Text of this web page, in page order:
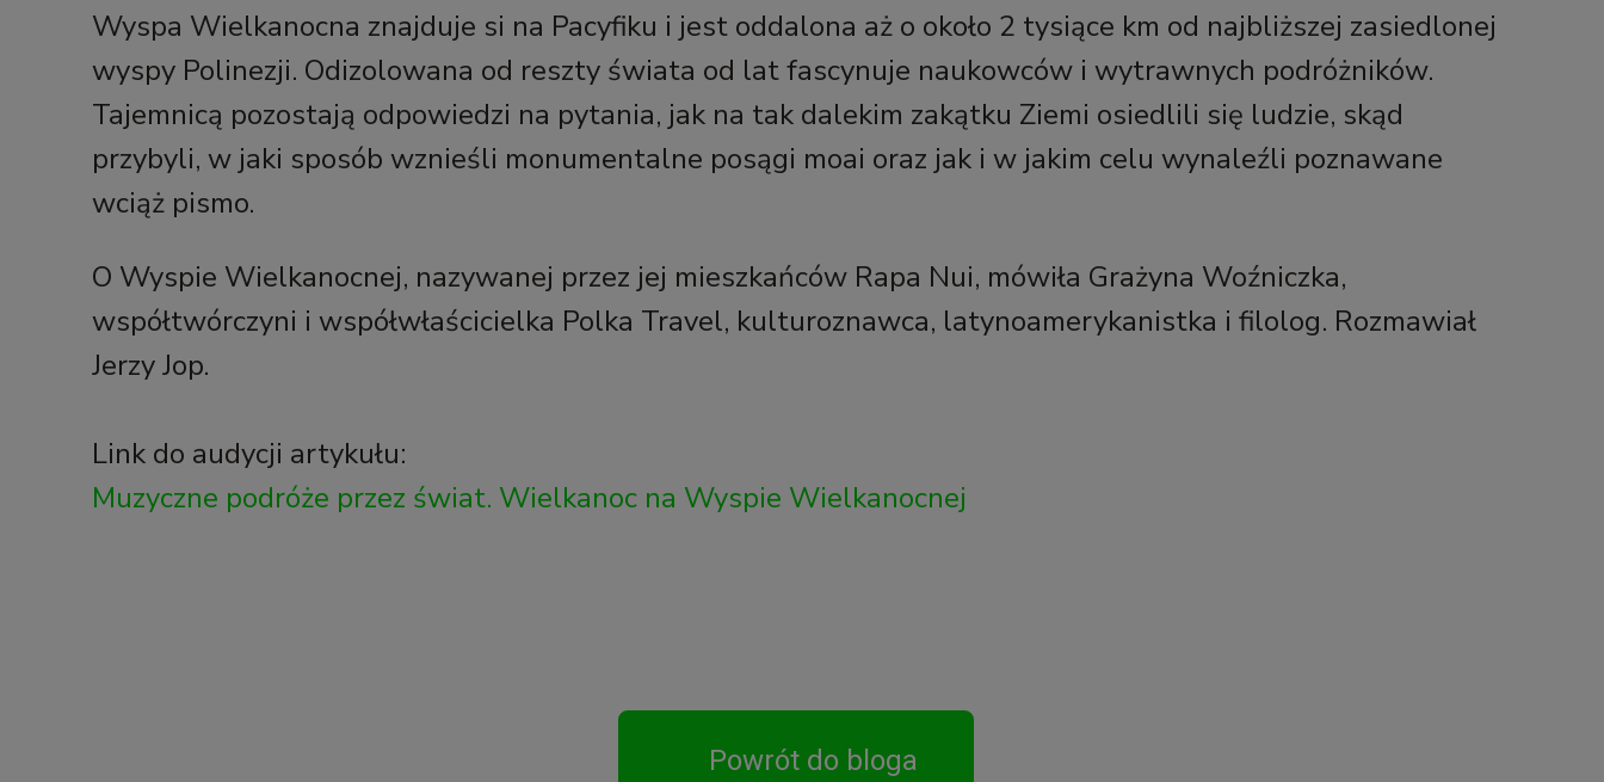
Wyspa Wielkanocna znajduje si na Pacyfiku i jest oddalona aż o około 2 tysiące km od najbliższej zasiedlonej
wyspy Polinezji. Odizolowana od reszty świata od lat fascynuje naukowców i wytrawnych podróżników.
Tajemnicą pozostają odpowiedzi na pytania, jak na tak dalekim zakątku Ziemi osiedlili się ludzie, skąd
przybyli, w jaki sposób wznieśli monumentalne posągi moai oraz jak i w jakim celu wynaleźli poznawane
wciąż pismo.
O Wyspie Wielkanocnej, nazywanej przez jej mieszkańców Rapa Nui, mówiła Grażyna Woźniczka,
współtwórczyni i współwłaścicielka Polka Travel, kulturoznawca, latynoamerykanistka i filolog. Rozmawiał
Jerzy Jop.
Link do audycji artykułu:
Muzyczne podróże przez świat. Wielkanoc na Wyspie Wielkanocnej
Powrót do bloga